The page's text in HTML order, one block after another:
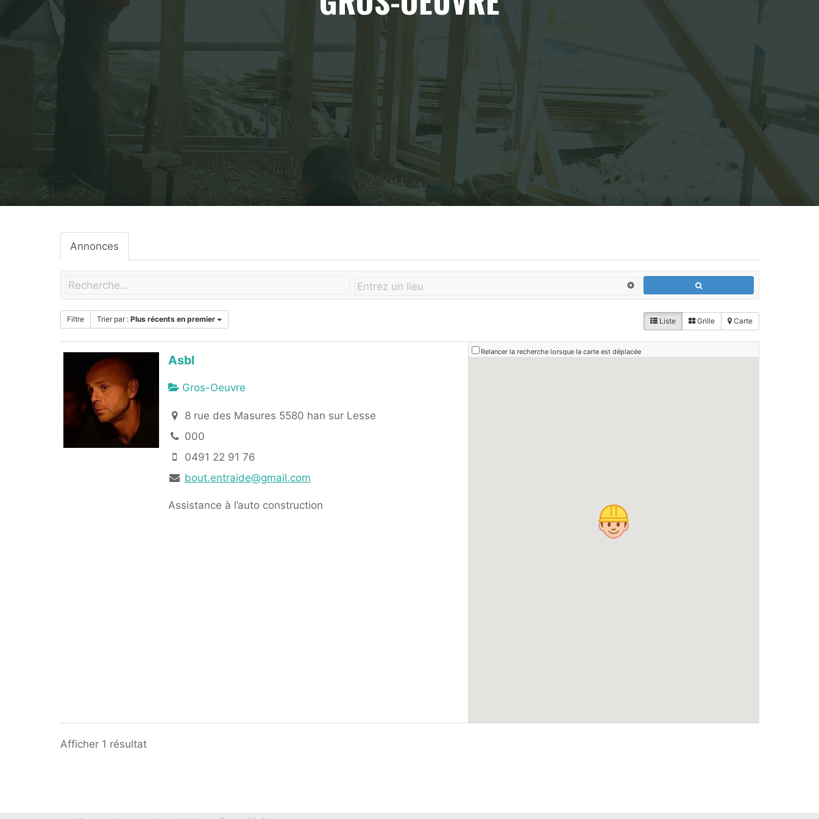
Annonces
Filtre Trier par : Plus récents en premier Liste Grille Carte
Asbl
Gros-Oeuvre
8 rue des Masures 5580 han sur Lesse
000
0491 22 91 76
bout.entraide@gmail.com
Assistance à l’auto construction
Relancer la recherche lorsque la carte est déplacée
Afficher 1 résultat